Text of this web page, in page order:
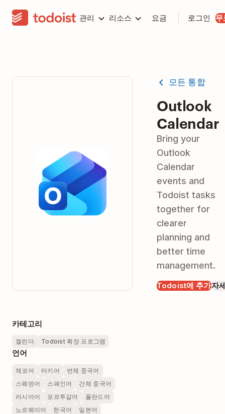
관리 리소스 요금 로그인 무
모든 통합
Outlook
Calendar
Bring your
Outlook
Calendar
events and
Todoist tasks
together for
clearer
planning and
better time
management.
Todoist에 추가자
카테고리
캘린더 Todoist 확장 프로그램
언어
체코어 터키어
번체 중국어
스웨덴어
스페인어
간체 중국어
러시아어
포르투갈어
폴란드어
노르웨이어
한국어
일본어